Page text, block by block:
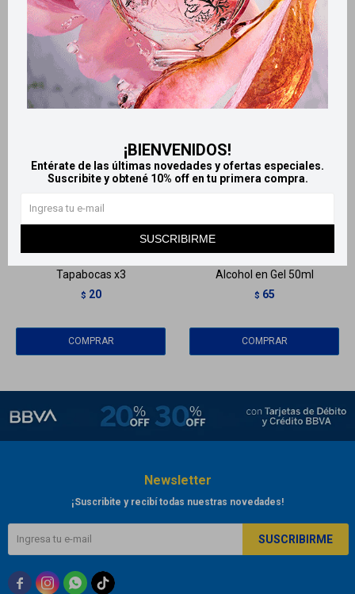
¡BIENVENIDOS!
Entérate de las últimas novedades y ofertas especiales.
Suscribite y obtené 10% off en tu primera compra.
SUSCRIBIRME
LlegaHOY
Tapabocas x3
$ 20
Alcohol en Gel 50ml
$ 65
Newsletter
¡Suscribite y recibí todas nuestras novedades!
SUSCRIBIRME
  